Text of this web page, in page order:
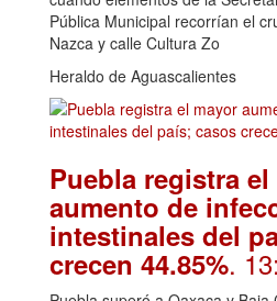
Pública Municipal recorrían el
Nazca y calle Cultura Zo
Heraldo de Aguascalientes
Puebla registra
aumento de
intestinales del
crecen 44.85%.